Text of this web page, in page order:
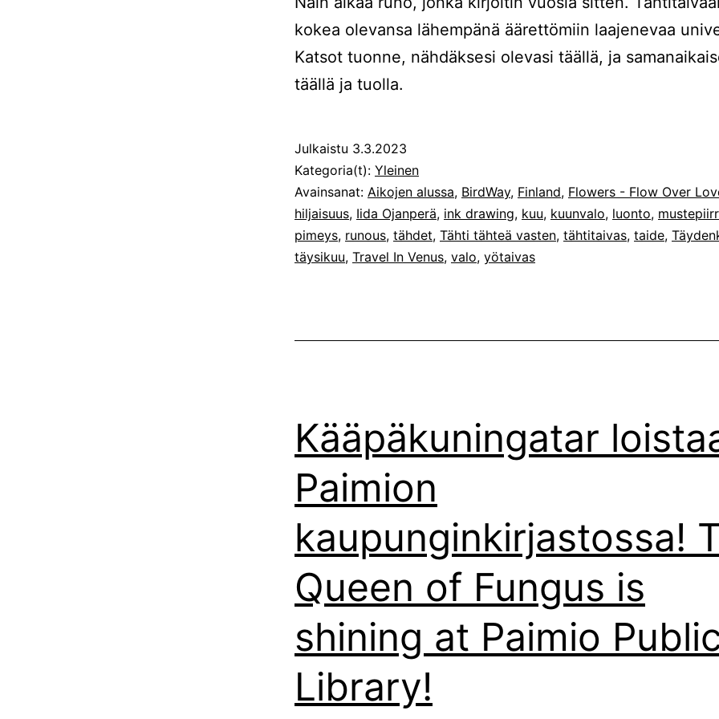
kokea olevansa lähempänä äärettömiin laajenevaa
Katsot tuonne, nähdäksesi olevasi täällä, ja
täällä ja tuolla.
Julkaistu 3.3.2023
Kategoria(t): Yleinen
Avainsanat: Aikojen alussa, BirdWay, Finland, Flowers - Flow Over
hiljaisuus, Iida Ojanperä, ink drawing, kuu, kuunvalo, luonto,
pimeys, runous, tähdet, Tähti tähteä vasten, tähtitaivas, taide,
täysikuu, Travel In Venus, valo, yötaivas
Kääpäkuningatar
Paimion
kaupunginkirjastossa!
Queen of Fungus is
shining at Paimio
Library!